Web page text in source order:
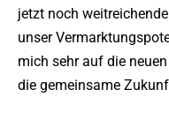
jetzt noch
unser
mich sehr auf die
die gemeinsame